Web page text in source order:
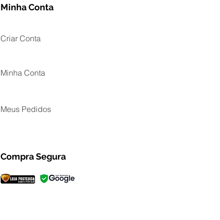
Minha Conta
Criar Conta
Minha Conta
Meus Pedidos
Compra Segura